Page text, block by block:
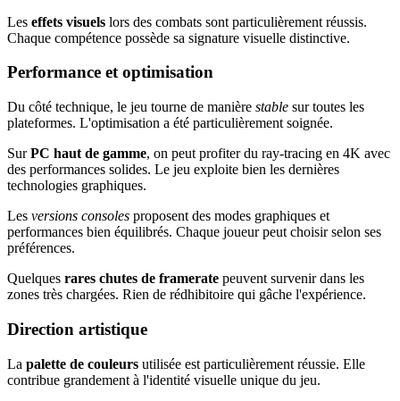
Les effets visuels lors des combats sont particulièrement réussis.
Chaque compétence possède sa signature visuelle distinctive.
Performance et optimisation
Du côté technique, le jeu tourne de manière stable sur toutes les
plateformes. L'optimisation a été particulièrement soignée.
SurPC haut de gamme, on peut profiter du ray-tracing en 4K avec
des performances solides. Le jeu exploite bien les dernières
technologies graphiques.
Les versions consoles proposent des modes graphiques et
performances bien équilibrés. Chaque joueur peut choisir selon ses
préférences.
Quelques rares chutes de framerate peuvent survenir dans les
zones très chargées. Rien de rédhibitoire qui gâche l'expérience.
Direction artistique
La palette de couleurs utilisée est particulièrement réussie. Elle
contribue grandement à l'identité visuelle unique du jeu.